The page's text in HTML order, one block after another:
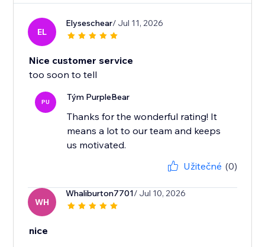
EL
Elyseschear/ Jul 11, 2026
Nice customer service
too soon to tell
PU Tým PurpleBear
Thanks for the wonderful rating! It
means a lot to our team and keeps
us motivated.
Užitečné (0)
WH
Whaliburton7701/ Jul 10, 2026
nice